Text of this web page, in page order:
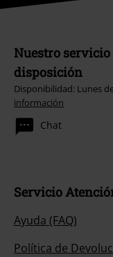
Nuestro servicio
disposición
Disponibilidad: Lunes
información
Chat
Servicio
Ayuda (FAQ)
Política de